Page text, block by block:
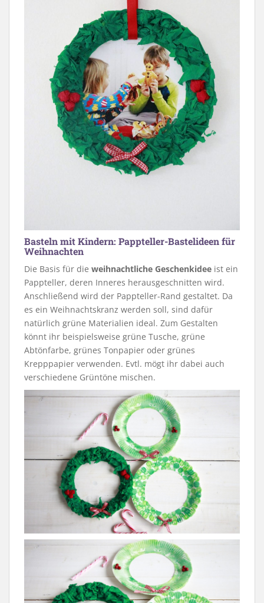
Basteln mit Kindern: Pappteller-Bastelideen für
Weihnachten
Die Basis für die weihnachtliche Geschenkidee ist ein
Pappteller, deren Inneres herausgeschnitten wird.
Anschließend wird der Pappteller-Rand gestaltet. Da
es ein Weihnachtskranz werden soll, sind dafür
natürlich grüne Materialien ideal. Zum Gestalten
könnt ihr beispielsweise grüne Tusche, grüne
Abtönfarbe, grünes Tonpapier oder grünes
Krepppapier verwenden. Evtl. mögt ihr dabei auch
verschiedene Grüntöne mischen.